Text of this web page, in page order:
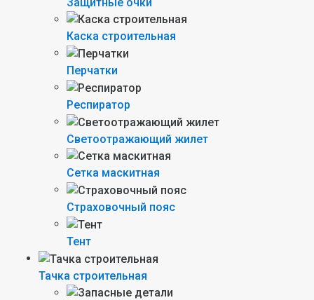
Каска строительная
Перчатки
Респиратор
Светоотражающий жилет
Сетка маскитная
Страховочный пояс
Тент
Тачка строительная